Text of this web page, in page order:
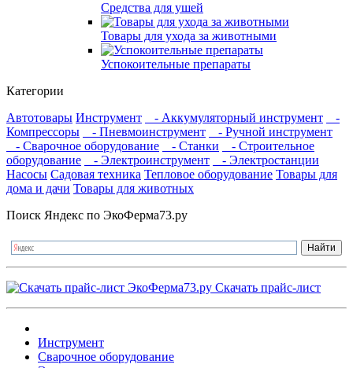
Средства для ушей
Товары для ухода за животными
Успокоительные препараты
Категории
Автотовары Инструмент - Аккумуляторный инструмент
-
Компрессоры
- Пневмоинструмент
- Ручной инструмент
- Сварочное оборудование
- Станки
- Строительное
оборудование
- Электроинструмент
- Электростанции
Насосы Садовая техника Тепловое оборудование Товары для
дома и дачи Товары для животных
Поиск Яндекс по ЭкоФерма73.ру
Скачать прайс-лист
Инструмент
Сварочное оборудование